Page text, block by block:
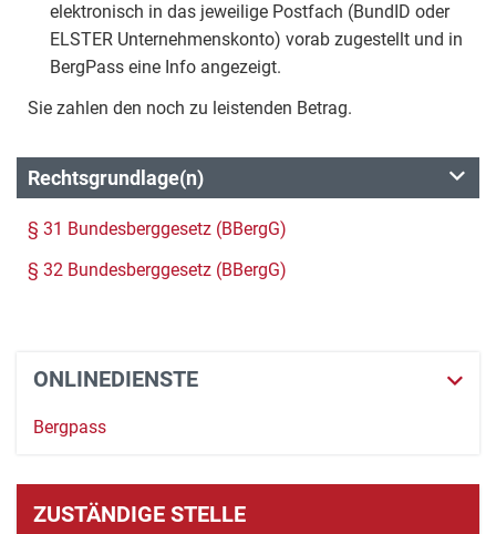
elektronisch in das jeweilige Postfach (BundID oder
ELSTER Unternehmenskonto) vorab zugestellt und in
BergPass eine Info angezeigt.
Sie zahlen den noch zu leistenden Betrag.
Rechtsgrundlage(n)
§ 31 Bundesberggesetz (BBergG)
§ 32 Bundesberggesetz (BBergG)
ONLINEDIENSTE
Bergpass
ZUSTÄNDIGE STELLE